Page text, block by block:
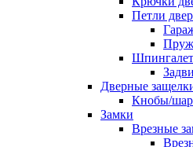
Петли
Дверные
Кнобы/
Замки
Врезные